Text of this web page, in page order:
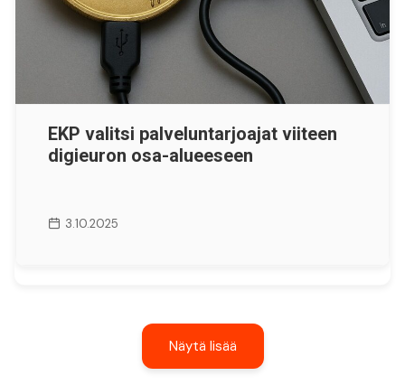
EKP valitsi palveluntarjoajat viiteen
digieuron osa-alueeseen
3.10.2025
Näytä lisää